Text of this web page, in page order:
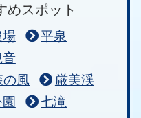
めスポット
場
平泉
音
の風
厳美渓
七滝